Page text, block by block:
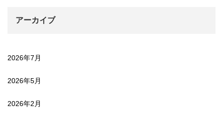
アーカイブ
2026年7月
2026年5月
2026年2月